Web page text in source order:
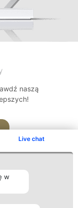
Live chat
w
naszą
Kontakt